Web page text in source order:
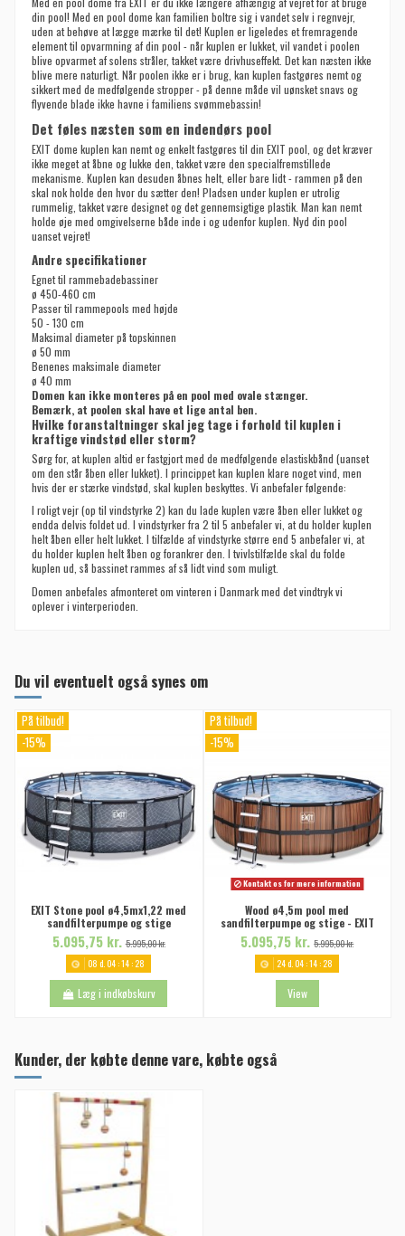
din pool! Med en pool dome kan familien boltre sig i vandet selv i regnvejr,
uden at behøve at lægge mærke til det! Kuplen er ligeledes et fremragende
element til opvarmning af din pool - når kuplen er lukket, vil vandet i poolen
blive opvarmet af solens stråler, takket være drivhuseffekt. Det kan næsten ikke
blive mere naturligt. Når poolen ikke er i brug, kan kuplen fastgøres nemt og
sikkert med de medfølgende stropper - på denne måde vil uønsket snavs og
flyvende blade ikke havne i familiens svømmebassin!
Det føles næsten som en indendørs pool
EXIT dome kuplen kan nemt og enkelt fastgøres til din EXIT pool, og det kræver
ikke meget at åbne og lukke den, takket være den specialfremstillede
mekanisme. Kuplen kan desuden åbnes helt, eller bare lidt - rammen på den
skal nok holde den hvor du sætter den! Pladsen under kuplen er utrolig
rummelig, takket være designet og det gennemsigtige plastik. Man kan nemt
holde øje med omgivelserne både inde i og udenfor kuplen. Nyd din pool
uanset vejret!
Andre specifikationer
Egnet til rammebadebassiner
ø 450-460 cm
Passer til rammepools med højde
50 - 130 cm
Maksimal diameter på topskinnen
ø 50 mm
Benenes maksimale diameter
ø 40 mm
Domen kan ikke monteres på en pool med ovale stænger.
Bemærk, at poolen skal have et lige antal ben.
Hvilke foranstaltninger skal jeg tage i forhold til kuplen i
kraftige vindstød eller storm?
Sørg for, at kuplen altid er fastgjort med de medfølgende elastiskbånd (uanset
om den står åben eller lukket). I princippet kan kuplen klare noget vind, men
hvis der er stærke vindstød, skal kuplen beskyttes. Vi anbefaler følgende:
I roligt vejr (op til vindstyrke 2) kan du lade kuplen være åben eller lukket og
endda delvis foldet ud. I vindstyrker fra 2 til 5 anbefaler vi, at du holder kuplen
helt åben eller helt lukket. I tilfælde af vindstyrke større end 5 anbefaler vi, at
du holder kuplen helt åben og forankrer den. I tvivlstilfælde skal du folde
kuplen ud, så bassinet rammes af så lidt vind som muligt.
Domen anbefales afmonteret om vinteren i Danmark med det vindtryk vi
oplever i vinterperioden.
Du vil eventuelt også synes om
På tilbud!
-15%
EXIT Stone pool ø4,5mx1,22 med
sandfilterpumpe og stige
5.095,75 kr.5.995,00 kr.
08 d. 04 :14 :27
Læg i indkøbskurv
På tilbud!
-15%
Kontakt os for mere information
Wood ø4,5m pool med
sandfilterpumpe og stige - EXIT
5.095,75 kr.5.995,00 kr.
24d. 04 :14 :27
View
Kunder, der købte denne vare, købte også